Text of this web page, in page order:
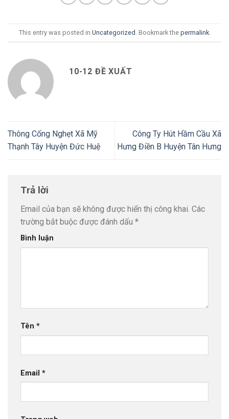
This entry was posted in Uncategorized . Bookmark the permalink.
10-12 ĐỀ XUẤT
Thông Cống Nghẹt Xã Mỹ
Thạnh Tây Huyện Đức Huệ
Công Ty Hút Hầm Cầu Xã
Hưng Điền B Huyện Tân Hưng
Trả lời
Email của bạn sẽ không được hiển thị công khai. Các
trường bắt buộc được đánh dấu *
Bình luận
Tên *
Email *